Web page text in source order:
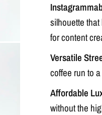
silhouette
for content
Versatile
coffee run to
Affordable
without the